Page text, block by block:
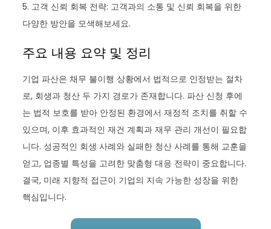
5. 고객 신뢰 회복 전략: 고객과의 소통 및 신뢰 회복을 위한
다양한 방안을 모색해보세요.
주요 내용 요약 및 정리
기업 파산은 채무 불이행 상황에서 법적으로 인정받는 절차
로, 회생과 청산 두 가지 경로가 존재합니다. 파산 신청 후에
는 법적 보호를 받아 안정된 환경에서 재정적 조치를 취할 수
있으며, 이후 효과적인 재건 계획과 재무 관리 개선이 필요합
니다. 성공적인 회생 사례와 실패한 청산 사례를 통해 교훈을
얻고, 업종별 특성을 고려한 맞춤형 대응 전략이 중요합니다.
결국, 미래 지향적 접근이 기업의 지속 가능한 성장을 위한
핵심입니다.